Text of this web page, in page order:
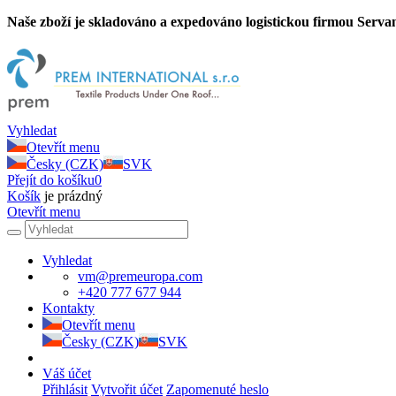
Naše zboží je skladováno a expedováno logistickou firmou
Vyhledat
Otevřít menu
Česky (CZK)
SVK
Přejít do košíku0
Košík je prázdný
Otevřít menu
Vyhledat
vm@premeuropa.com
+420 777 677 944
Kontakty
Otevřít menu
Česky (CZK)
SVK
Váš účet
Přihlásit Vytvořit účet Zapomenuté heslo